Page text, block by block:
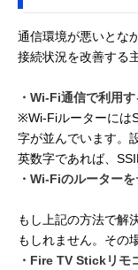
通信環境が悪いとな
接続状況を改善する
・Wi-Fi通信で利用
※Wi-Fiルーターには
字が並んでいます。
英数字であれば、
・Wi-Fiのルーター
もし上記の方法で解
もしれません。その
・Fire TV Stickリモ